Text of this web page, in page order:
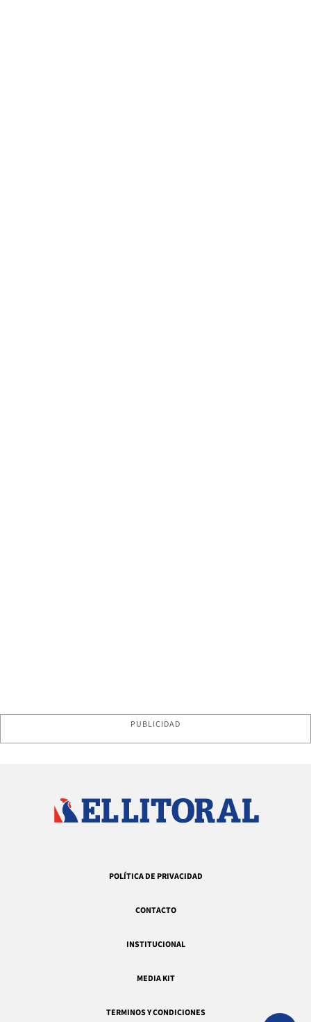
PUBLICIDAD
POLÍTICA DE PRIVACIDAD
CONTACTO
INSTITUCIONAL
MEDIA KIT
TERMINOS Y CONDICIONES